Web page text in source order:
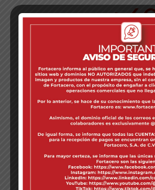
Años
DE EXPERIENCIA NOS
Grúas
CON CAPACIDAD DE